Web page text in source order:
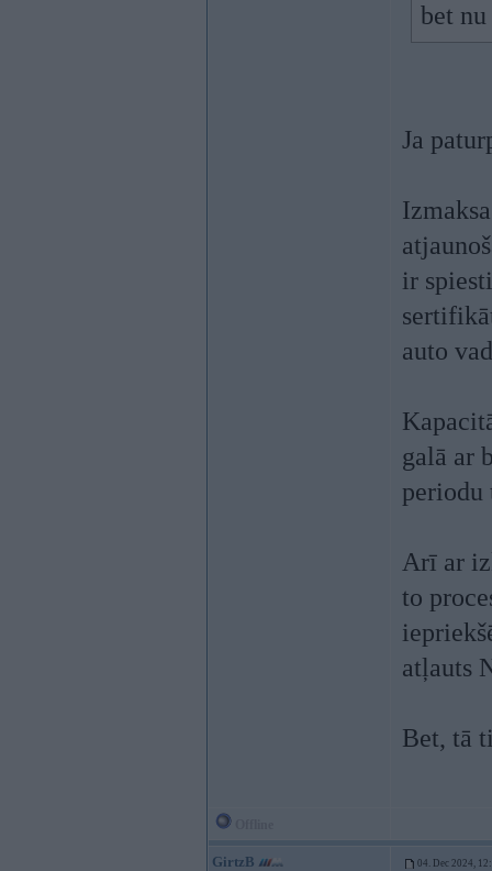
bet
Ja
ir
auto
galā ar
periodu
Arī ar
to
atļauts
Bet, tā
GirtzB 04. Dec 2024,